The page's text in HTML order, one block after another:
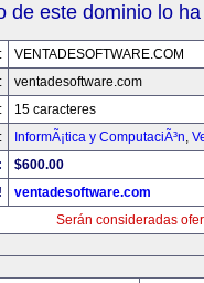
de este dominio lo
VENTADESOFTWARE.COM
ventadesoftware.com
15 caracteres
InformÃ¡tica y ComputaciÃ³n,
$600.00
ventadesoftware.com
Serán consideradas